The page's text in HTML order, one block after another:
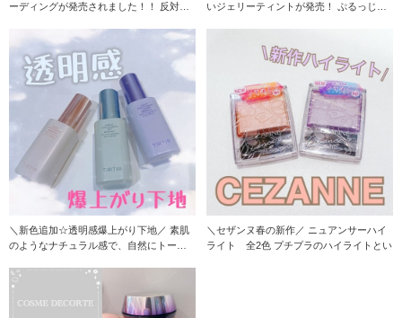
ーディングが発売されました！！ 反対側
いジェリーティントが発売！ ぷるっじゅ
＼新色追加☆透明感爆上がり下地／ 素肌
のようなナチュラル感で、自然にトーン
＼セザンヌ春の新作／ ニュアンサーハイ
ライト 全2色 プチプラのハイライトとい